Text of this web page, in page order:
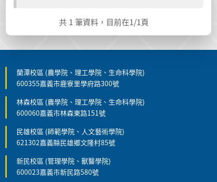
共 1 筆資料，目前在1/1頁
蘭潭校區 (農學院、理工學院、生命科學院)
600355嘉義市鹿寮里學府路300號
林森校區 (農學院、理工學院、生命科學院)
600060嘉義市林森東路151號
民雄校區 (師範學院、人文藝術學院)
621302嘉義縣民雄鄉文隆村85號
新民校區 (管理學院、獸醫學院)
600023嘉義市新民路580號